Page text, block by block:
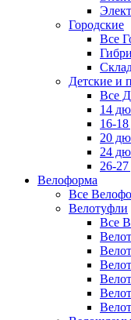
Городские
Все
Детские и
Все
14
16-
20
24
26-
Велоформа
Все
Велотуфли
Все